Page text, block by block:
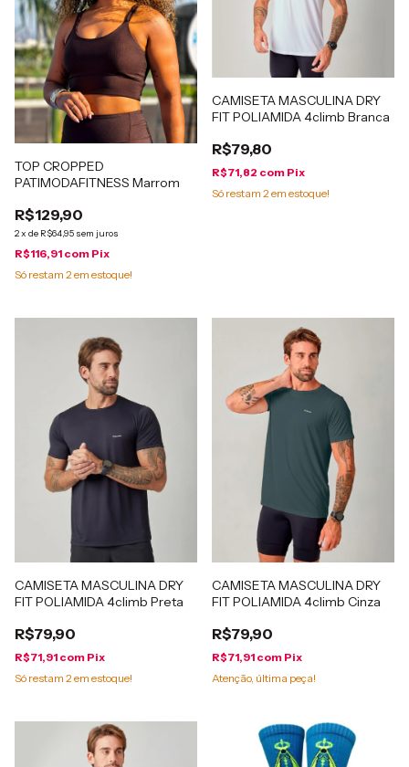
TOP CROPPED
PATIMODAFITNESS Marrom
R$129,90
2x de R$64,95 sem juros
R$116,91 com Pix
Só restam 2 em estoque!
CAMISETA MASCULINA DRY
FIT POLIAMIDA 4climb Branca
R$79,80
R$71,82 com Pix
Só restam 2 em estoque!
CAMISETA MASCULINA DRY
FIT POLIAMIDA 4climb Preta
R$79,90
R$71,91 com Pix
Só restam 2 em estoque!
CAMISETA MASCULINA DRY
FIT POLIAMIDA 4climb Cinza
R$79,90
R$71,91 com Pix
Atenção, última peça!